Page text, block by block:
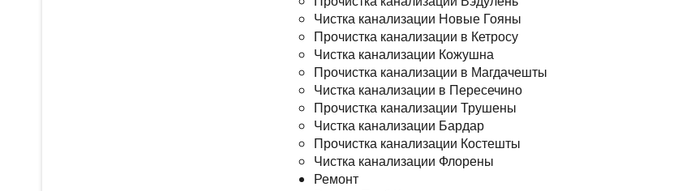
Чистка канализации Новые Гояны
Прочистка канализации в Кетросу
Чистка канализации Кожушна
Прочистка канализации в Магдачешты
Чистка канализации в Пересечино
Прочистка канализации Трушены
Чистка канализации Бардар
Прочистка канализации Костешты
Чистка канализации Флорены
Ремонт